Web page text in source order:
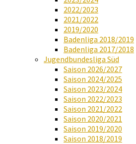
2022/2023
2021/2022
2019/2020
Badenliga 2018/2019
Badenliga 2017/2018
Jugendbundesliga Süd
Saison 2026/2027
Saison 2024/2025
Saison 2023/2024
Saison 2022/2023
Saison 2021/2022
Saison 2020/2021
Saison 2019/2020
Saison 2018/2019